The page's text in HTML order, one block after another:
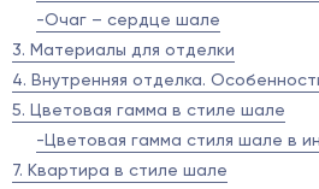
-Очаг – сердце шале
3. Материалы для отделки
4. Внутренняя отделка.
5. Цветовая гамма в стиле шале
-Цветовая гамма стиля шале в
7. Квартира в стиле шале